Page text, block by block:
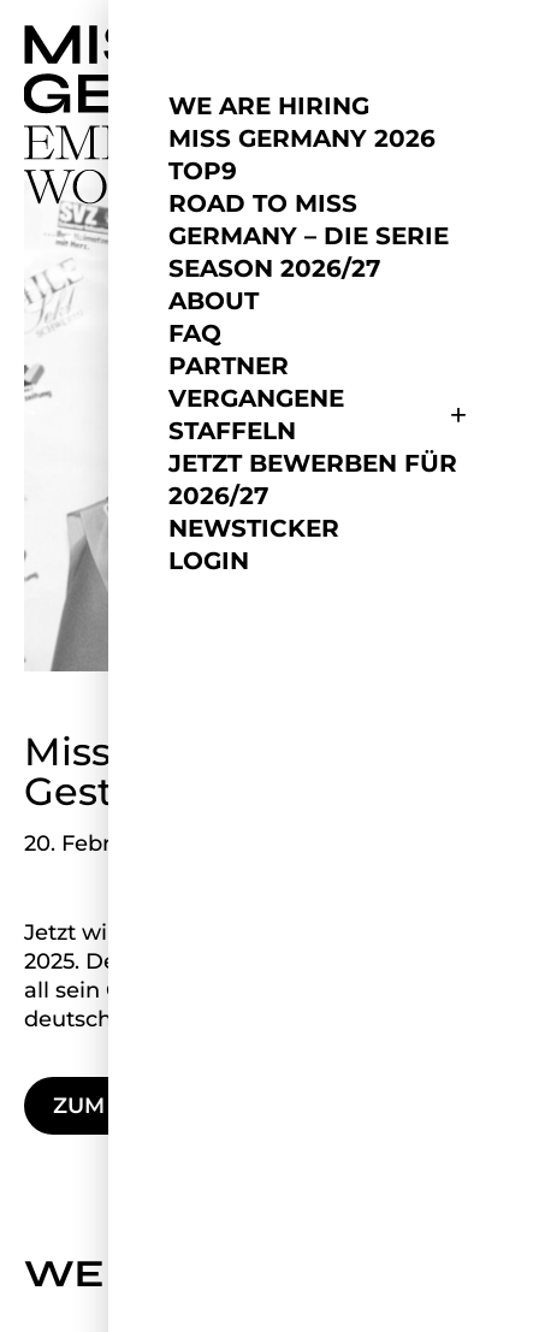
WE ARE HIRING
MISS GERMANY 2026
TOP9
ROAD TO MISS
GERMANY – DIE SERIE
SEASON 2026/27
ABOUT
FAQ
PARTNER
VERGANGENE
STAFFELN
JETZT BEWERBEN FÜR
2026/27
NEWSTICKER
LOGIN
Miss Heute und Miss
Gestern – ZEIT
20. Februar 2025
Jetzt wird gewählt, auch die Miss Germany
2025. Der junge Chef des Wettbewerbs setzt
all sein Geld auf ein neues Bild der
deutschen Frau – gegen einigen Widerstand.
ZUM GANZEN ARTIKEL
WEITERE NEWS